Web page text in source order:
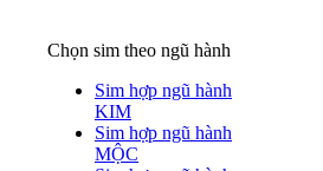
Chọn sim theo ngũ hành
Sim hợp ngũ hành
KIM
Sim hợp ngũ hành
MỘC